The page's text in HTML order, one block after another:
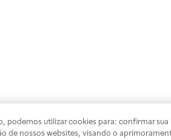
podemos utilizar cookies para: confirmar
de nossos websites, visando o